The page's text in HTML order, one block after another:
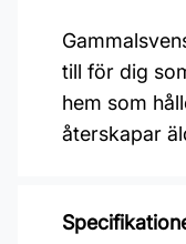
till för dig
hem som
återskapar